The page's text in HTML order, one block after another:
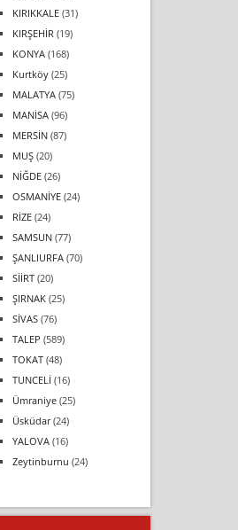
KIRIKKALE(31)
KIRŞEHİR (19)
KONYA(168)
Kurtköy(25)
MALATYA(75)
MANİSA(96)
MERSİN(87)
MUŞ(20)
NİĞDE(26)
OSMANİYE(24)
RİZE(24)
SAMSUN(77)
ŞANLIURFA(70)
SİİRT(20)
ŞIRNAK(25)
SİVAS(76)
TALEP (589)
TOKAT(48)
TUNCELİ (16)
Ümraniye(25)
Üsküdar(24)
YALOVA(16)
Zeytinburnu (24)